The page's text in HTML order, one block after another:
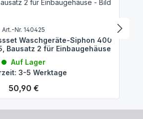
Art.-Nr. 140425
Waschgeräte-Siphon 400
Bausatz 2 für Einbaugehäuse
Auf Lager
3-5 Werktage
Regulärer Preis:
50,90 €